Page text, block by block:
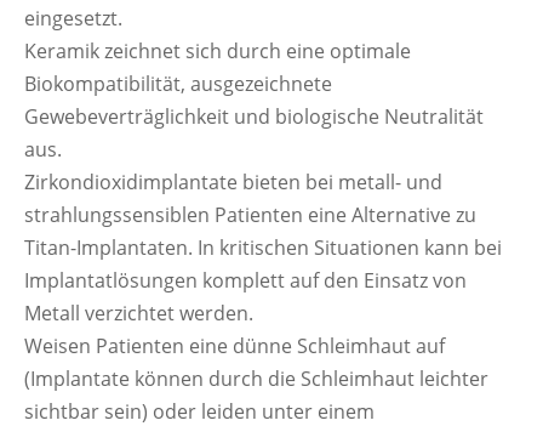
eingesetzt.
Keramik zeichnet sich durch eine optimale
Biokompatibilität, ausgezeichnete
Gewebeverträglichkeit und biologische Neutralität
aus.
Zirkondioxidimplantate bieten bei metall- und
strahlungssensiblen Patienten eine Alternative zu
Titan-Implantaten. In kritischen Situationen kann bei
Implantatlösungen komplett auf den Einsatz von
Metall verzichtet werden.
Weisen Patienten eine dünne Schleimhaut auf
(Implantate können durch die Schleimhaut leichter
sichtbar sein) oder leiden unter einem